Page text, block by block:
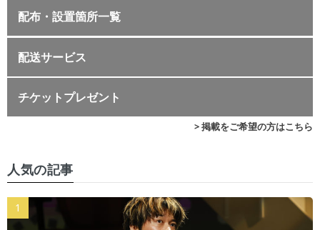
配布・設置箇所一覧
配送サービス
チケットプレゼント
> 掲載をご希望の方はこちら
人気の記事